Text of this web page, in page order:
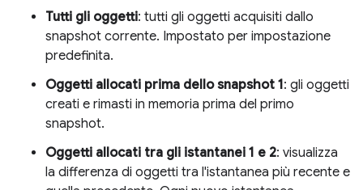
Tutti gli oggetti: tutti gli oggetti acquisiti dallo
snapshot corrente. Impostato per impostazione
predefinita.
Oggetti allocati prima dello snapshot 1: gli oggetti
creati e rimasti in memoria prima del primo
snapshot.
Oggetti allocati tra gli istantanei 1 e 2: visualizza
la differenza di oggetti tra l'istantanea più recente e